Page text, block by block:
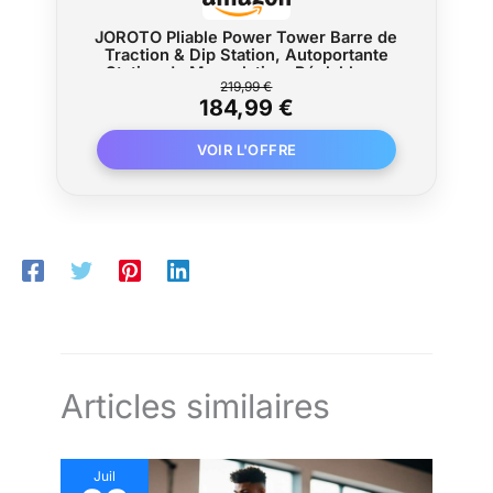
JOROTO Pliable Power Tower Barre de
Traction & Dip Station, Autoportante
Station de Musculation, Réglable en
Hauteur, 5 en 1 Appareil d'Entraînement
Dorsal pour la Maison Multifonction,
204KG Capacité
219,99 €
184,99 €
Articles similaires
Juil